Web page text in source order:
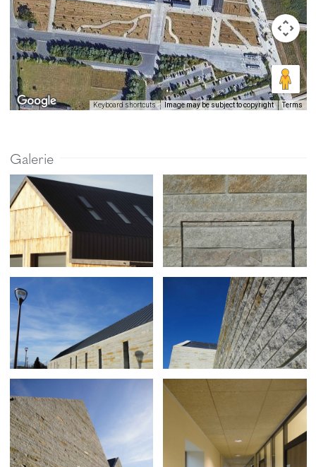
Keyboard shortcuts Image may be subject to copyright Terms
Galerie